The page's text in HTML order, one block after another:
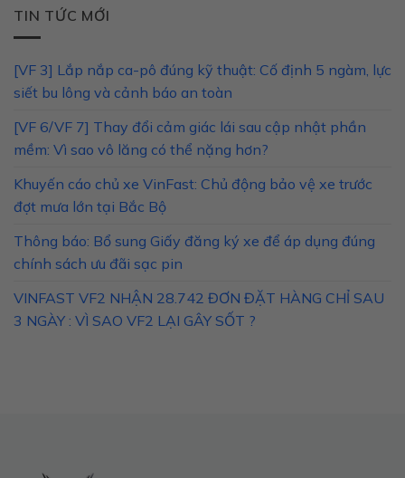
TIN TỨC MỚI
[VF 3] Lắp nắp ca-pô đúng kỹ thuật: Cố định 5 ngàm, lực
siết bu lông và cảnh báo an toàn
[VF 6/VF 7] Thay đổi cảm giác lái sau cập nhật phần
mềm: Vì sao vô lăng có thể nặng hơn?
Khuyến cáo chủ xe VinFast: Chủ động bảo vệ xe trước
đợt mưa lớn tại Bắc Bộ
Thông báo: Bổ sung Giấy đăng ký xe để áp dụng đúng
chính sách ưu đãi sạc pin
VINFAST VF2 NHẬN 28.742 ĐƠN ĐẶT HÀNG CHỈ SAU
3 NGÀY : VÌ SAO VF2 LẠI GÂY SỐT ?